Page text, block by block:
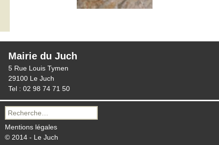
Mairie du Juch
5 Rue Louis Tymen
29100 Le Juch
Tel : 02 98 74 71 50
Recherche
pour :
Mentions légales
© 2014 - Le Juch